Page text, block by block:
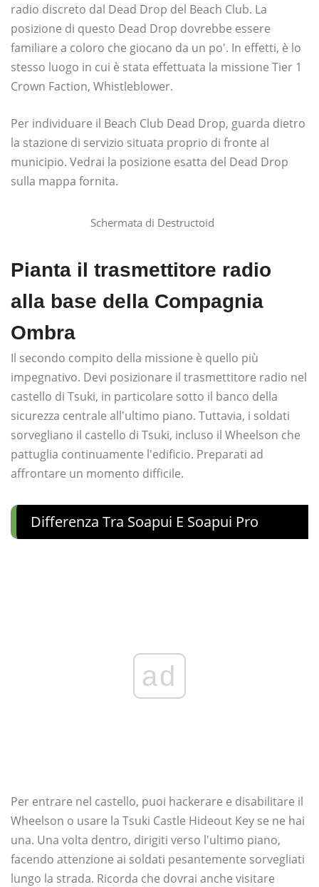
radio discreto dal Dead Drop del Beach Club. La
posizione di questo Dead Drop dovrebbe essere
familiare a coloro che giocano da un po'. In effetti, è lo
stesso luogo in cui è stata effettuata la missione Tier 1
Crown Faction, Whistleblower.
Per individuare il Beach Club Dead Drop, guarda dietro
la stazione di servizio situata proprio di fronte al
municipio. Vedrai la posizione esatta del Dead Drop
sulla mappa fornita.
Schermata di Destructoid
Pianta il trasmettitore radio
alla base della Compagnia
Ombra
Il secondo compito della missione è quello più
impegnativo. Devi posizionare il trasmettitore radio nel
castello di Tsuki, in particolare sotto il banco della
sicurezza centrale all'ultimo piano. Tuttavia, i soldati
sorvegliano il castello di Tsuki, incluso il Wheelson che
pattuglia continuamente l'edificio. Preparati ad
affrontare un momento difficile.
Differenza Tra Soapui E Soapui Pro
ad
Per entrare nel castello, puoi hackerare e disabilitare il
Wheelson o usare la Tsuki Castle Hideout Key se ne hai
una. Una volta dentro, dirigiti verso l'ultimo piano,
facendo attenzione ai soldati pesantemente sorvegliati
lungo la strada. Ricorda che dovrai anche visitare